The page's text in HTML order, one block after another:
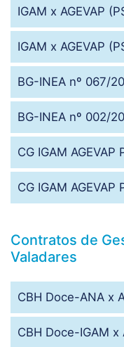
IGAM x AGEVAP
IGAM x AGEVAP
BG-INEA nº 067/
BG-INEA nº 002/
CG IGAM AGEVAP
CG IGAM
Contratos de
Valadares
CBH Doce-ANA x
CBH Doce-IGAM x